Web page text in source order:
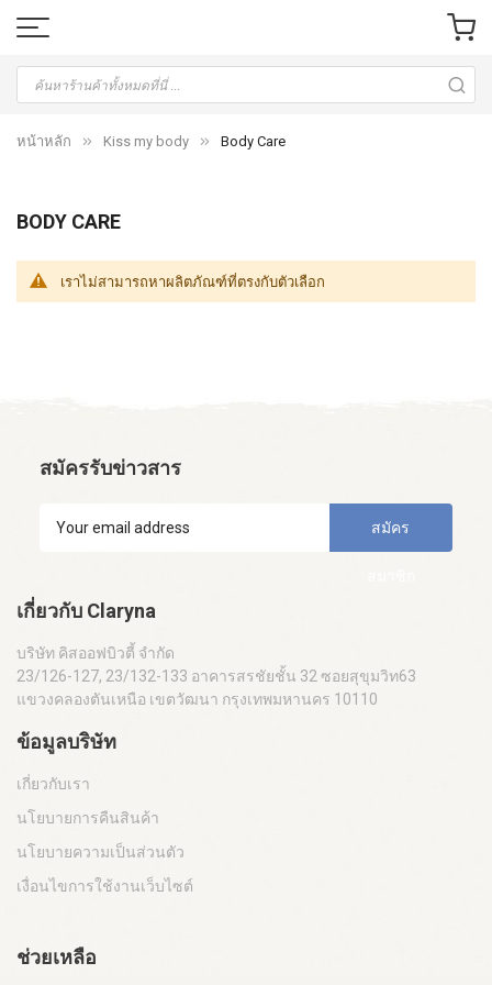
หน้าหลัก Kiss my body Body Care
BODY CARE
เราไม่สามารถหาผลิตภัณฑ์ที่ตรงกับตัวเลือก
สมัครรับข่าวสาร
สมัคร
เกี่ยวกับ Claryna
บริษัท คิสออฟบิวตี้ จำกัด
23/126-127, 23/132-133 อาคารสรชัยชั้น 32 ซอยสุขุมวิท63
แขวงคลองตันเหนือ เขตวัฒนา กรุงเทพมหานคร 10110
ข้อมูลบริษัท
เกี่ยวกับเรา
นโยบายการคืนสินค้า
นโยบายความเป็นส่วนตัว
เงื่อนไขการใช้งานเว็บไซต์
ช่วยเหลือ